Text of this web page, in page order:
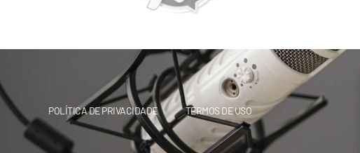
POLÍTICA DE PRIVACIDADE TERMOS DE USO